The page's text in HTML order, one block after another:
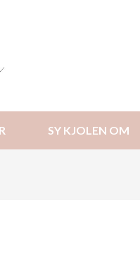
SY KJOLEN OM